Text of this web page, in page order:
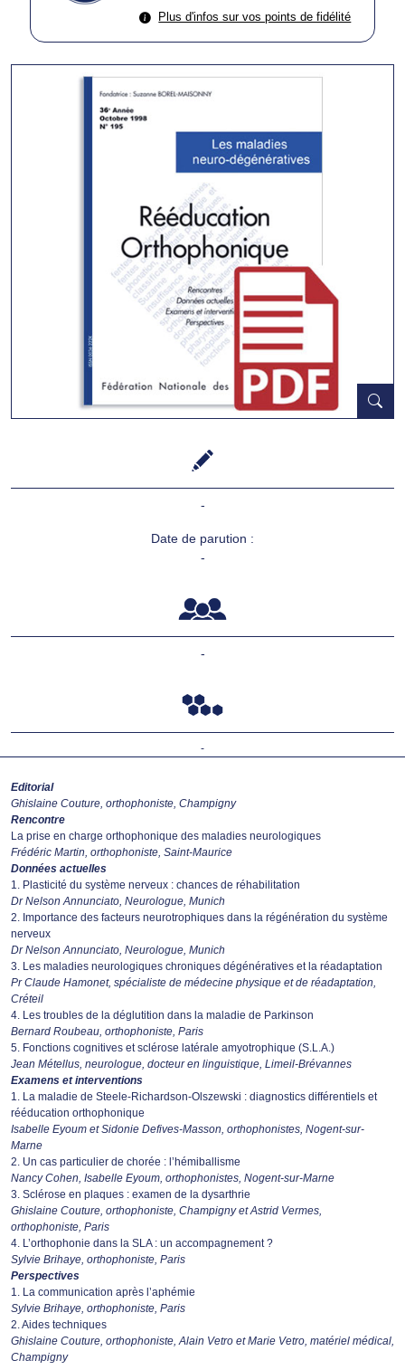
Plus d'infos sur vos points de fidélité
-
Date de parution :
-
-
-
Editorial
Ghislaine Couture, orthophoniste, Champigny
Rencontre
La prise en charge orthophonique des maladies neurologiques
Frédéric Martin, orthophoniste, Saint-Maurice
Données actuelles
1. Plasticité du système nerveux : chances de réhabilitation
Dr Nelson Annunciato, Neurologue, Munich
2. Importance des facteurs neurotrophiques dans la régénération du système
nerveux
Dr Nelson Annunciato, Neurologue, Munich
3. Les maladies neurologiques chroniques dégénératives et la réadaptation
Pr Claude Hamonet, spécialiste de médecine physique et de réadaptation,
Créteil
4. Les troubles de la déglutition dans la maladie de Parkinson
Bernard Roubeau, orthophoniste, Paris
5. Fonctions cognitives et sclérose latérale amyotrophique (S.L.A.)
Jean Métellus, neurologue, docteur en linguistique, Limeil-Brévannes
Examens et interventions
1. La maladie de Steele-Richardson-Olszewski : diagnostics différentiels et
rééducation orthophonique
Isabelle Eyoum et Sidonie Defives-Masson, orthophonistes, Nogent-sur-
Marne
2. Un cas particulier de chorée : l’hémiballisme
Nancy Cohen, Isabelle Eyoum, orthophonistes, Nogent-sur-Marne
3. Sclérose en plaques : examen de la dysarthrie
Ghislaine Couture, orthophoniste, Champigny et Astrid Vermes,
orthophoniste, Paris
4. L’orthophonie dans la SLA : un accompagnement ?
Sylvie Brihaye, orthophoniste, Paris
Perspectives
1. La communication après l’aphémie
Sylvie Brihaye, orthophoniste, Paris
2. Aides techniques
Ghislaine Couture, orthophoniste, Alain Vetro et Marie Vetro, matériel médical,
Champigny